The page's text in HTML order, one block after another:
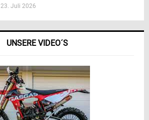
23. Juli 2026
UNSERE VIDEO´S